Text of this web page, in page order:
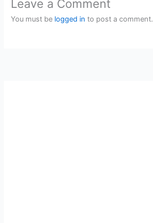
Leave a Comment
You must be logged in to post a comment.